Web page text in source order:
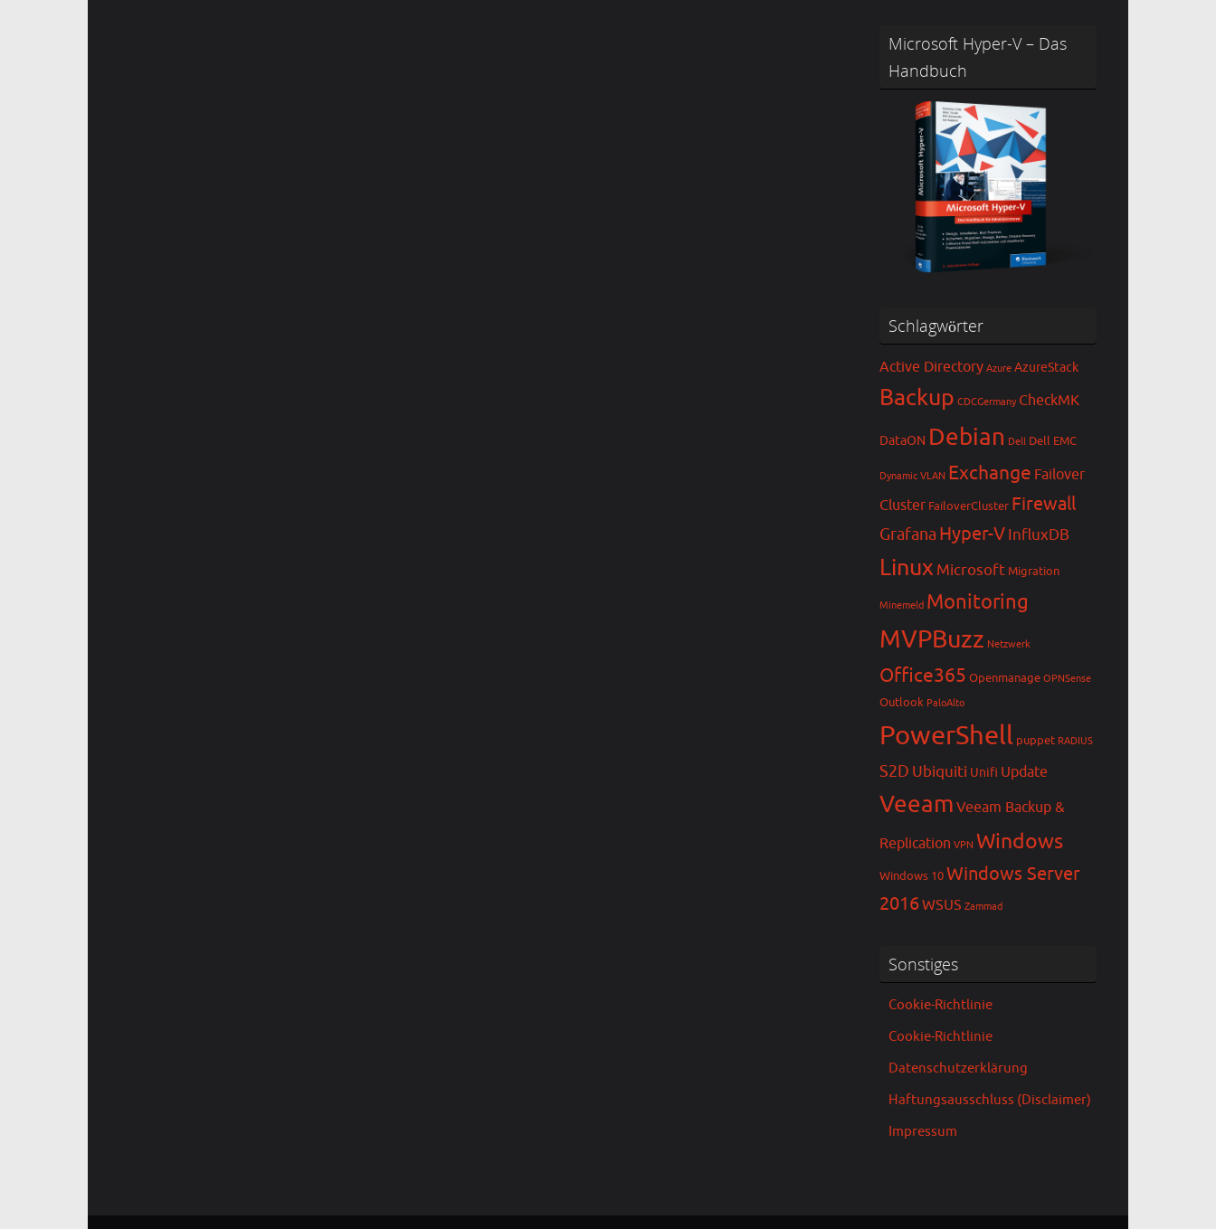
Microsoft Hyper-V – Das
Handbuch
Schlagwörter
Active Directory Azure AzureStack
Backup CDCGermany CheckMK
DataON Debian Dell Dell EMC
Dynamic VLAN Exchange Failover
Cluster FailoverCluster Firewall
Grafana Hyper-VInfluxDB
Linux Microsoft Migration
Minemeld Monitoring
MVPBuzz Netzwerk
Office365 Openmanage OPNSense
Outlook PaloAlto
PowerShell puppet RADIUS
S2D Ubiquiti Unifi Update
Veeam Veeam Backup &
Replication VPN Windows
Windows 10Windows Server
2016WSUS Zammad
Sonstiges
Cookie-Richtlinie
Cookie-Richtlinie
Datenschutzerklärung
Haftungsausschluss (Disclaimer)
Impressum